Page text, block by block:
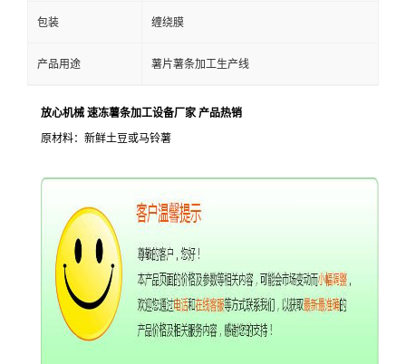
包装 缠绕膜
产品用途 薯片薯条加工生产线
放心机械 速冻薯条加工设备厂家 产品热销
原材料：新鲜土豆或马铃薯